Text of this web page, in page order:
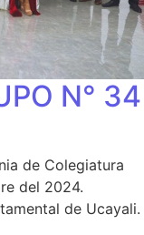
N° 34
de Colegiatura
del 2024.
de Ucayali.